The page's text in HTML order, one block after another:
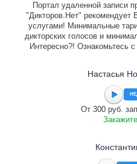
Портал удаленной записи
"Дикторов.Нет" рекомендует
услугами! Минимальные
дикторских голосов и
Интересно?! Ознакомьтесь
Настасья
От 300 руб.